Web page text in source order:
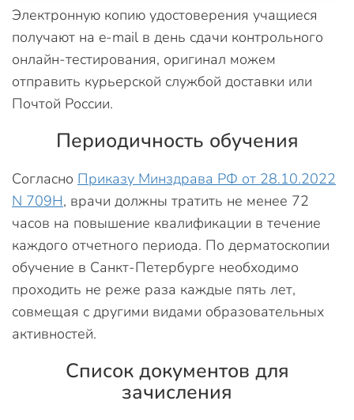
Электронную копию удостоверения учащиеся
получают на e-mail в день сдачи контрольного
онлайн-тестирования, оригинал можем
отправить курьерской службой доставки или
Почтой России.
Периодичность обучения
Согласно Приказу Минздрава РФ от 28.10.2022
N 709Н, врачи должны тратить не менее 72
часов на повышение квалификации в течение
каждого отчетного периода. По дерматоскопии
обучение в Санкт-Петербурге необходимо
проходить не реже раза каждые пять лет,
совмещая с другими видами образовательных
активностей.
Список документов для
зачисления